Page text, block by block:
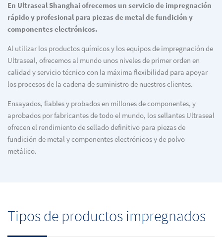
En Ultraseal Shanghai ofrecemos un servicio de impregnación
rápido y profesional para piezas de metal de fundición y
componentes electrónicos.
Al utilizar los productos químicos y los equipos de impregnación de
Ultraseal, ofrecemos al mundo unos niveles de primer orden en
calidad y servicio técnico con la máxima flexibilidad para apoyar
los procesos de la cadena de suministro de nuestros clientes.
Ensayados, fiables y probados en millones de componentes, y
aprobados por fabricantes de todo el mundo, los sellantes Ultraseal
ofrecen el rendimiento de sellado definitivo para piezas de
fundición de metal y componentes electrónicos y de polvo
metálico.
Tipos de productos impregnados